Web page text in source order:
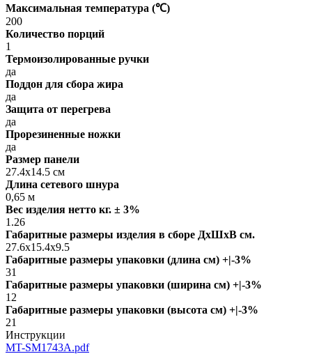
Максимальная температура (℃)
200
Количество порций
1
Термоизолированные ручки
да
Поддон для сбора жира
да
Защита от перегрева
да
Прорезиненные ножки
да
Размер панели
27.4x14.5 см
Длина сетевого шнура
0,65 м
Вес изделия нетто кг. ± 3%
1.26
Габаритные размеры изделия в сборе ДxШxВ см.
27.6x15.4x9.5
Габаритные размеры упаковки (длина см) +|-3%
31
Габаритные размеры упаковки (ширина см) +|-3%
12
Габаритные размеры упаковки (высота см) +|-3%
21
Инструкции
MT-SM1743A.pdf